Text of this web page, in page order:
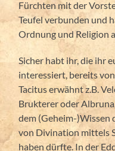
Fürchten mit der
Teufel verbunden und
Ordnung und Religion
Sicher habt ihr, die ihr
interessiert, bereits
Tacitus erwähnt z.B.
Brukterer oder
dem (Geheim-)Wissen
von Divination mittels
haben dürfte. In der